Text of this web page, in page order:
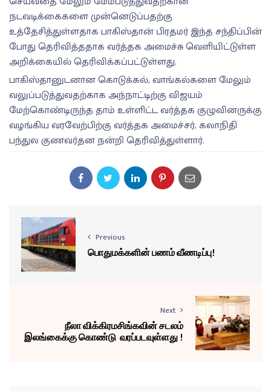
நடவடிக்கைகளை முன்னெடுப்பதற்கு
உத்தேசித்துள்ளதாக பாகிஸ்தான் பிரதமர் இந்த சந்திப்பின்
​போது தெரிவித்ததாக வர்த்தக அமைச்சு வெளியிட்டுள்ள
அறிக்கையில் தெரிவிக்கப்பட்டுள்ளது.
பாகிஸ்தானுடனான கொடுக்கல், வாங்கல்களை மேலும்
வலுப்படுத்துவதற்காக அந்நாட்டிற்கு விஜயம்
மேற்கொண்டிருந்த தாம் உள்ளிட்ட வர்த்தக குழுவினருக்கு
வழங்கிய வரவேற்பிற்கு வர்த்தக அமைச்சர், கலாநிதி
பந்துல குணவர்தன நன்றி தெரிவித்துள்ளார்.
Previous
பொதுமக்களின் பணம் வீணடிப்பு!
Next
நீலா விக்கிரமசிங்கவின் சடலம்
இலங்கைக்கு கொண்டு வரப்படவுள்ளது !